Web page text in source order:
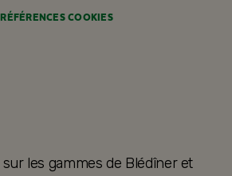
COOKIES
les gammes de Blédîner et